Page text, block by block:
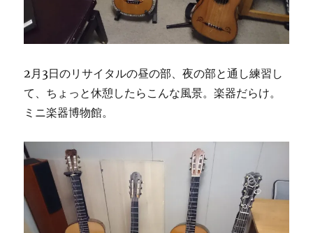
2月3日のリサイタルの昼の部、夜の部と通し練習し
て、ちょっと休憩したらこんな風景。楽器だらけ。
ミニ楽器博物館。